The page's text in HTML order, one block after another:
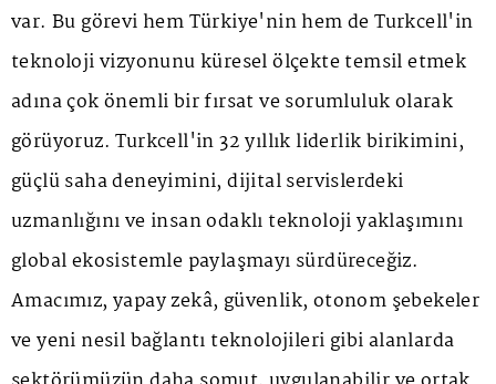
var. Bu görevi hem Türkiye'nin hem de Turkcell'in
teknoloji vizyonunu küresel ölçekte temsil etmek
adına çok önemli bir fırsat ve sorumluluk olarak
görüyoruz. Turkcell'in 32 yıllık liderlik birikimini,
güçlü saha deneyimini, dijital servislerdeki
uzmanlığını ve insan odaklı teknoloji yaklaşımını
global ekosistemle paylaşmayı sürdüreceğiz.
Amacımız, yapay zekâ, güvenlik, otonom şebekeler
ve yeni nesil bağlantı teknolojileri gibi alanlarda